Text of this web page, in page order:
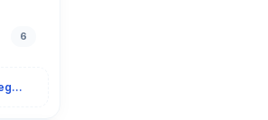
6
Lihat semua 25 kategori